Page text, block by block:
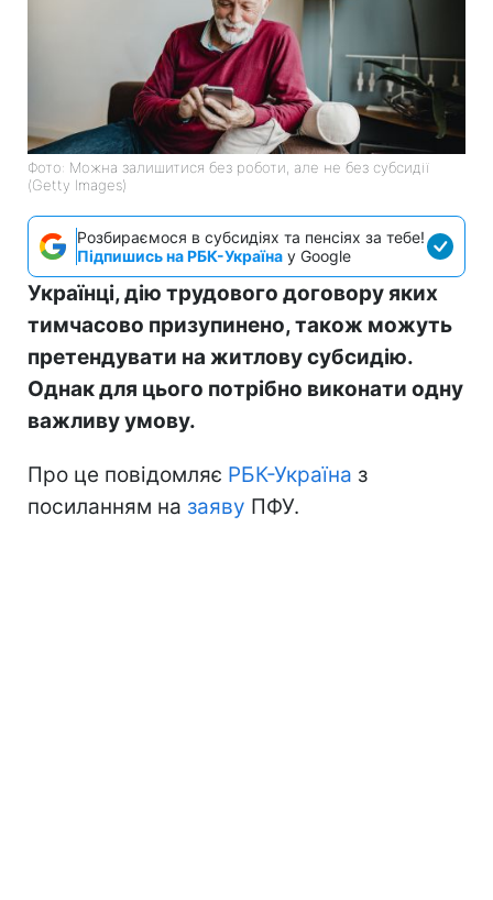
Фото: Можна залишитися без роботи, але не без субсидії
(Getty Images)
Розбираємося в субсидіях та пенсіях за тебе!
Підпишись на РБК-Україна у Google
Українці, дію трудового договору яких
тимчасово призупинено, також можуть
претендувати на житлову субсидію.
Однак для цього потрібно виконати одну
важливу умову.
Про це повідомляє РБК-Україна з
посиланням на заяву ПФУ.